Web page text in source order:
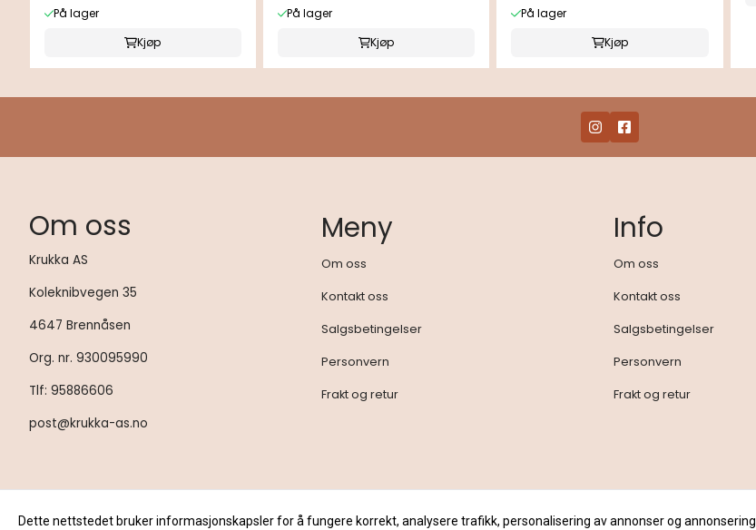
På lager
Kjøp
På lager
Kjøp
På lager
Kjøp
Om oss
Krukka AS
Koleknibvegen 35
4647 Brennåsen
Org. nr. 930095990
Tlf: 95886606
post@krukka-as.no
Meny
Om oss
Kontakt oss
Salgsbetingelser
Personvern
Frakt og retur
Info
Om oss
Kontakt oss
Salgsbetingelser
Personvern
Frakt og retur
Dette nettstedet bruker informasjonskapsler for å fungere korrekt, analysere trafikk, personalisering av annonser og annonsering.